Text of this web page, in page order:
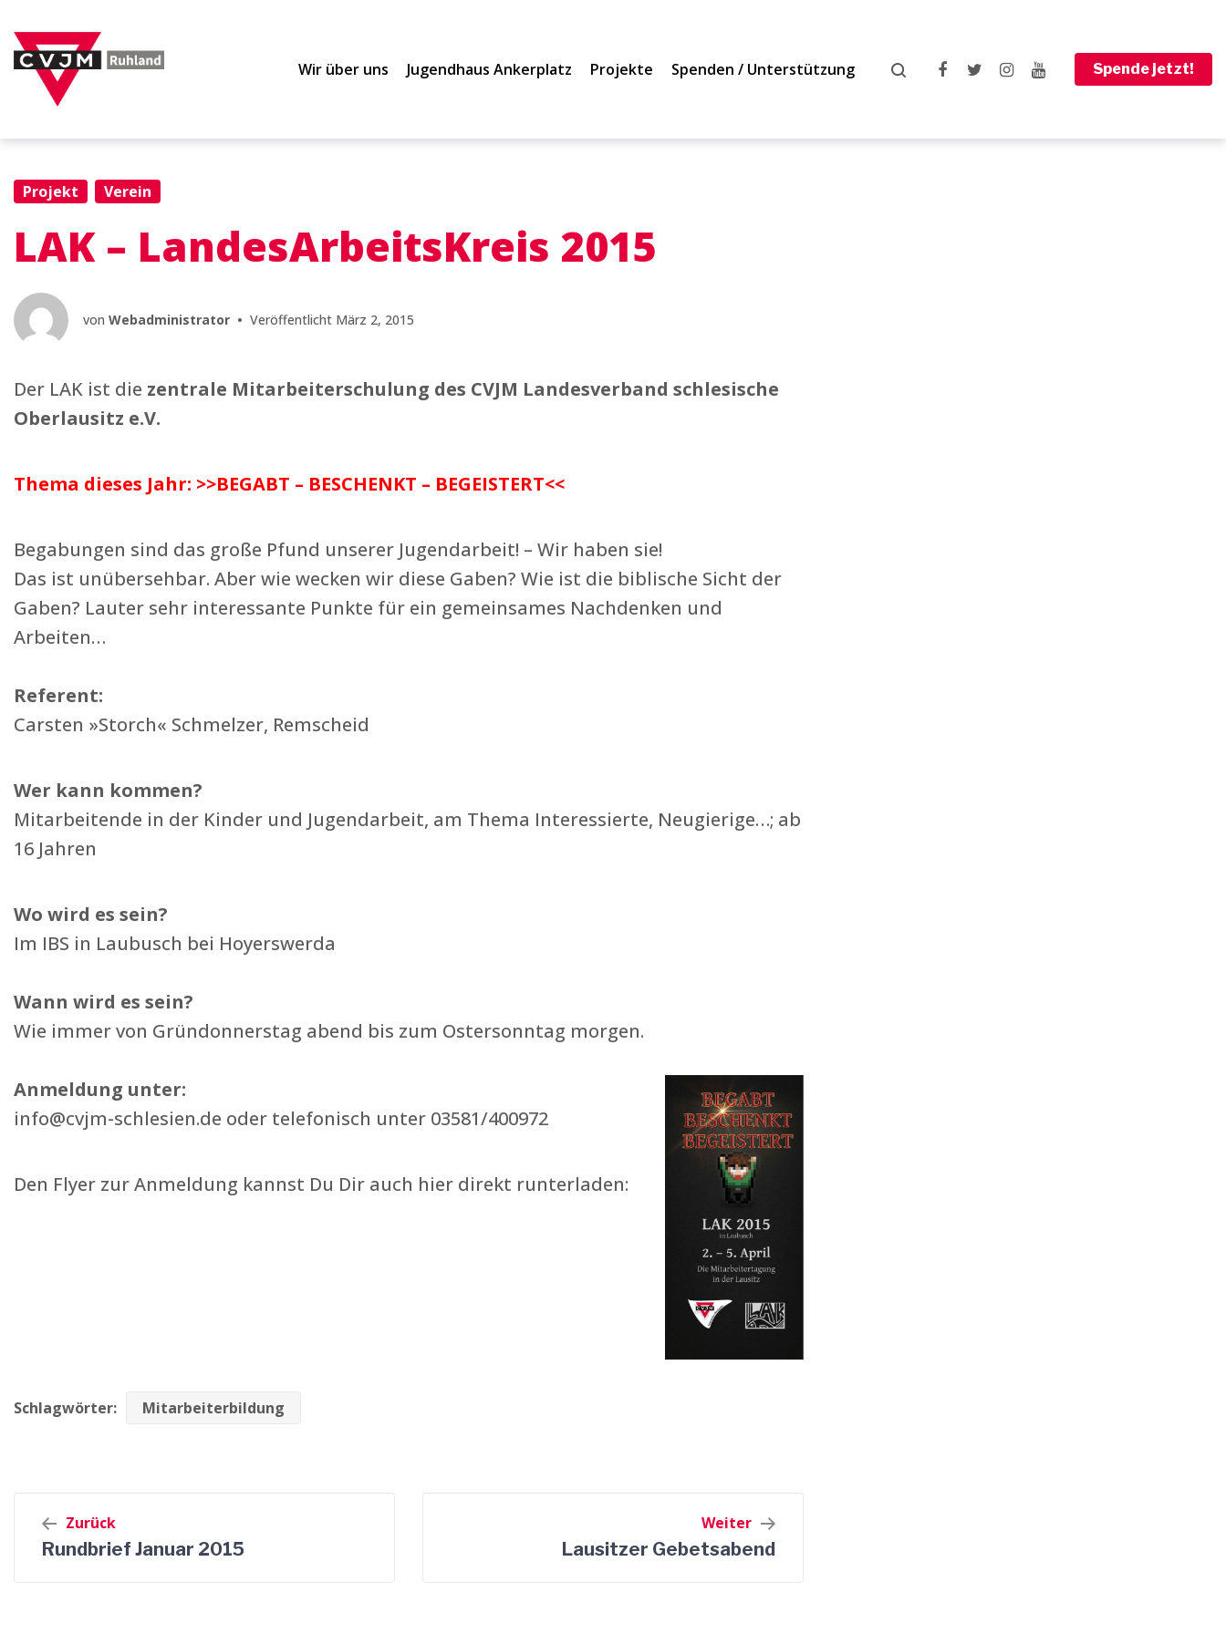
Hauptnavigation
springen
Inhalt
springen
Footer
springen
Wir über uns Jugendhaus Ankerplatz Projekte Spenden / Unterstützung
Instagram
Youtube
Spende jetzt!
Projekt Verein
LAK – LandesArbeitsKreis 2015
von Webadministrator • Veröffentlicht März 2, 2015
Der LAK ist die zentrale Mitarbeiterschulung des CVJM Landesverband schlesische
Oberlausitz e.V.
Thema dieses Jahr: >>BEGABT – BESCHENKT – BEGEISTERT<<
Begabungen sind das große Pfund unserer Jugendarbeit! – Wir haben sie!
Das ist unübersehbar. Aber wie wecken wir diese Gaben? Wie ist die biblische Sicht der
Gaben? Lauter sehr interessante Punkte für ein gemeinsames Nachdenken und
Arbeiten…
Referent:
Carsten »Storch« Schmelzer, Remscheid
Wer kann kommen?
Mitarbeitende in der Kinder und Jugendarbeit, am Thema Interessierte, Neugierige…; ab
16 Jahren
Wo wird es sein?
Im IBS in Laubusch bei Hoyerswerda
Wann wird es sein?
Wie immer von Gründonnerstag abend bis zum Ostersonntag morgen.
Anmeldung unter:
info@cvjm-schlesien.de oder telefonisch unter 03581/400972
Den Flyer zur Anmeldung kannst Du Dir auch hier direkt runterladen:
Schlagwörter: Mitarbeiterbildung
Beitrags-
Navigation
Zurück
Rundbrief Januar 2015
Weiter
Lausitzer Gebetsabend